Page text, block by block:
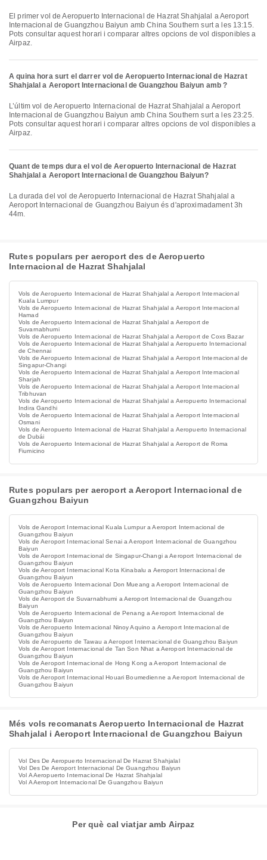
El primer vol de Aeropuerto Internacional de Hazrat Shahjalal a Aeroport
Internacional de Guangzhou Baiyun amb China Southern surt a les 13:15.
Pots consultar aquest horari i comparar altres opcions de vol disponibles a
Airpaz.
A quina hora surt el darrer vol de Aeropuerto Internacional de Hazrat
Shahjalal a Aeroport Internacional de Guangzhou Baiyun amb ?
L’últim vol de Aeropuerto Internacional de Hazrat Shahjalal a Aeroport
Internacional de Guangzhou Baiyun amb China Southern surt a les 23:25.
Pots consultar aquest horari i comparar altres opcions de vol disponibles a
Airpaz.
Quant de temps dura el vol de Aeropuerto Internacional de Hazrat
Shahjalal a Aeroport Internacional de Guangzhou Baiyun?
La durada del vol de Aeropuerto Internacional de Hazrat Shahjalal a
Aeroport Internacional de Guangzhou Baiyun és d'aproximadament 3h
44m.
Rutes populars per aeroport des de Aeropuerto
Internacional de Hazrat Shahjalal
Vols de Aeropuerto Internacional de Hazrat Shahjalal a Aeroport Internacional
Kuala Lumpur
Vols de Aeropuerto Internacional de Hazrat Shahjalal a Aeroport Internacional
Hamad
Vols de Aeropuerto Internacional de Hazrat Shahjalal a Aeroport de
Suvarnabhumi
Vols de Aeropuerto Internacional de Hazrat Shahjalal a Aeroport de Coxs Bazar
Vols de Aeropuerto Internacional de Hazrat Shahjalal a Aeropuerto Internacional
de Chennai
Vols de Aeropuerto Internacional de Hazrat Shahjalal a Aeroport Internacional de
Singapur-Changi
Vols de Aeropuerto Internacional de Hazrat Shahjalal a Aeroport Internacional
Sharjah
Vols de Aeropuerto Internacional de Hazrat Shahjalal a Aeroport Internacional
Tribhuvan
Vols de Aeropuerto Internacional de Hazrat Shahjalal a Aeropuerto Internacional
Indira Gandhi
Vols de Aeropuerto Internacional de Hazrat Shahjalal a Aeroport Internacional
Osmani
Vols de Aeropuerto Internacional de Hazrat Shahjalal a Aeropuerto Internacional
de Dubái
Vols de Aeropuerto Internacional de Hazrat Shahjalal a Aeroport de Roma
Fiumicino
Rutes populars per aeroport a Aeroport Internacional de
Guangzhou Baiyun
Vols de Aeroport Internacional Kuala Lumpur a Aeroport Internacional de
Guangzhou Baiyun
Vols de Aeroport Internacional Senai a Aeroport Internacional de Guangzhou
Baiyun
Vols de Aeroport Internacional de Singapur-Changi a Aeroport Internacional de
Guangzhou Baiyun
Vols de Aeroport Internacional Kota Kinabalu a Aeroport Internacional de
Guangzhou Baiyun
Vols de Aeropuerto Internacional Don Mueang a Aeroport Internacional de
Guangzhou Baiyun
Vols de Aeroport de Suvarnabhumi a Aeroport Internacional de Guangzhou
Baiyun
Vols de Aeropuerto Internacional de Penang a Aeroport Internacional de
Guangzhou Baiyun
Vols de Aeropuerto Internacional Ninoy Aquino a Aeroport Internacional de
Guangzhou Baiyun
Vols de Aeropuerto de Tawau a Aeroport Internacional de Guangzhou Baiyun
Vols de Aeroport Internacional de Tan Son Nhat a Aeroport Internacional de
Guangzhou Baiyun
Vols de Aeroport Internacional de Hong Kong a Aeroport Internacional de
Guangzhou Baiyun
Vols de Aeroport Internacional Houari Boumedienne a Aeroport Internacional de
Guangzhou Baiyun
Més vols recomanats Aeropuerto Internacional de Hazrat
Shahjalal i Aeroport Internacional de Guangzhou Baiyun
Vol Des De Aeropuerto Internacional De Hazrat Shahjalal
Vol Des De Aeroport Internacional De Guangzhou Baiyun
Vol A Aeropuerto Internacional De Hazrat Shahjalal
Vol A Aeroport Internacional De Guangzhou Baiyun
Per què cal viatjar amb Airpaz